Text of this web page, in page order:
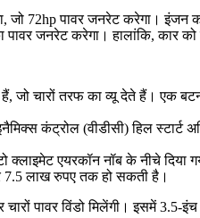
जो 72hp पावर जनरेट करेगा।
जनरेट करेगा। हालांकि, कार को
हैं, जो चारों तरफ का व्यू देते हैं।
कंट्रोल (वीडीसी) हिल
क्लाइमेट एयरकॉन नॉब के नीचे दिया
लाख रुपए तक हो सकती है।
पावर विंडो मिलेंगी। इसमें 3.5-इंच